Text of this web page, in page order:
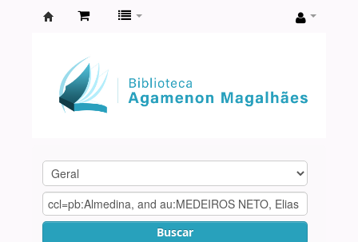
Agamenon
Magalhães
Buscar